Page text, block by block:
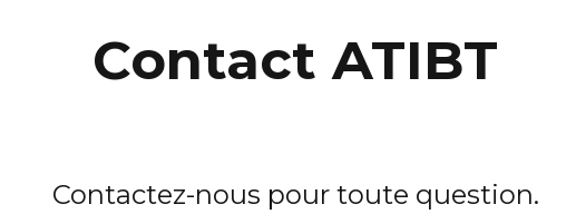
Contact ATIBT
Contactez-nous pour toute question.